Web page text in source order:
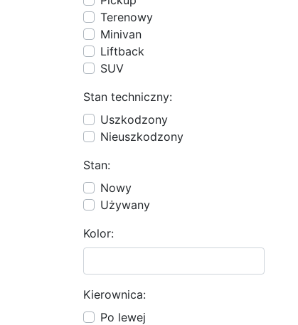
Terenowy
Minivan
Liftback
SUV
Stan techniczny:
Uszkodzony
Nieuszkodzony
Stan:
Nowy
Używany
Kolor:
Kierownica:
Po lewej